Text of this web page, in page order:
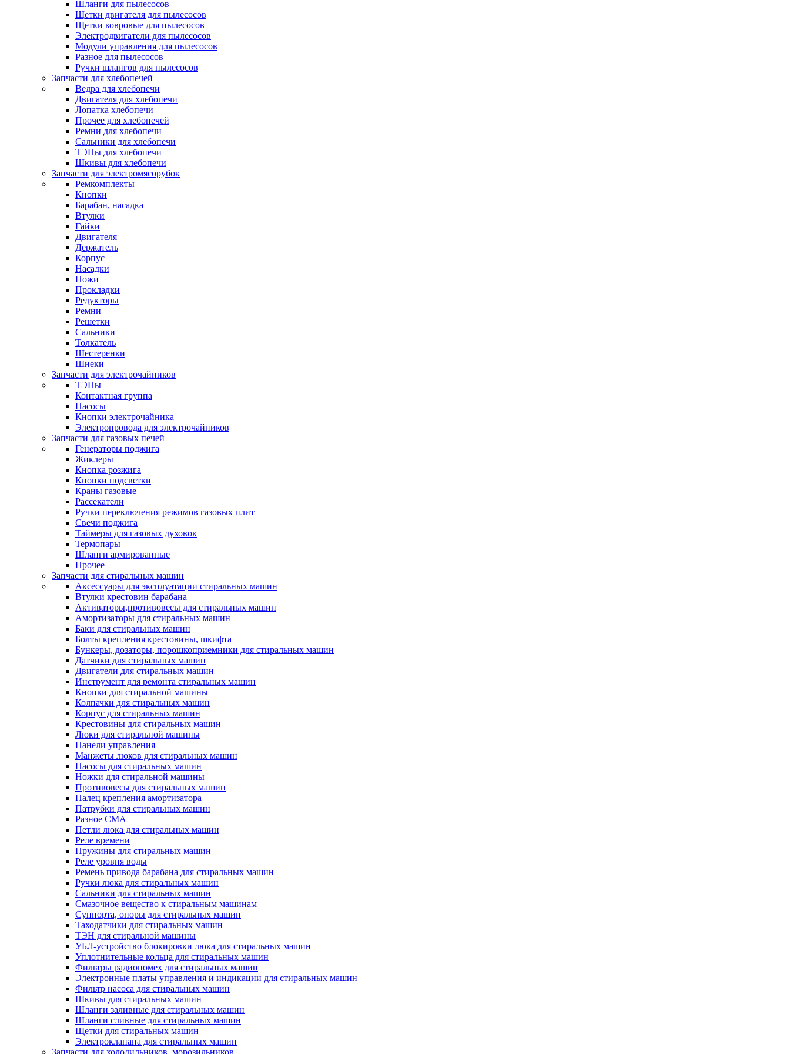
Шланги для пылесосов
Щетки двигателя для пылесосов
Щетки ковровые для пылесосов
Электродвигатели для пылесосов
Модули управления для пылесосов
Разное для пылесосов
Ручки шлангов для пылесосов
Запчасти для хлебопечей
Ведра для хлебопечи
Двигателя для хлебопечи
Лопатка хлебопечи
Прочее для хлебопечей
Ремни для хлебопечи
Сальники для хлебопечи
ТЭНы для хлебопечи
Шкивы для хлебопечи
Запчасти для электромясорубок
Ремкомплекты
Кнопки
Барабан, насадка
Втулки
Гайки
Двигателя
Держатель
Корпус
Насадки
Ножи
Прокладки
Редукторы
Ремни
Решетки
Сальники
Толкатель
Шестеренки
Шнеки
Запчасти для электрочайников
ТЭНы
Контактная группа
Насосы
Кнопки электрочайника
Электропровода для электрочайников
Запчасти для газовых печей
Генераторы поджига
Жиклеры
Кнопка розжига
Кнопки подсветки
Краны газовые
Рассекатели
Ручки переключения режимов газовых плит
Свечи поджига
Таймеры для газовых духовок
Термопары
Шланги армированные
Прочее
Запчасти для стиральных машин
Аксессуары для эксплуатации стиральных машин
Втулки крестовин барабана
Активаторы,противовесы для стиральных машин
Амортизаторы для стиральных машин
Баки для стиральных машин
Болты крепления крестовины, шкифта
Бункеры, дозаторы, порошкоприемники для стиральных машин
Датчики для стиральных машин
Двигатели для стиральных машин
Инструмент для ремонта стиральных машин
Кнопки для стиральной машины
Колпачки для стиральных машин
Корпус для стиральных машин
Крестовины для стиральных машин
Люки для стиральной машины
Панели управления
Манжеты люков для стиральных машин
Насосы для стиральных машин
Ножки для стиральной машины
Противовесы для стиральных машин
Палец крепления амортизатора
Патрубки для стиральных машин
Разное СМА
Петли люка для стиральных машин
Реле времени
Пружины для стиральных машин
Реле уровня воды
Ремень привода барабана для стиральных машин
Ручки люка для стиральных машин
Сальники для стиральных машин
Смазочное вещество к стиральным машинам
Суппорта, опоры для стиральных машин
Таходатчики для стиральных машин
ТЭН для стиральной машины
УБЛ-устройство блокировки люка для стиральных машин
Уплотнительные кольца для стиральных машин
Фильтры радиопомех для стиральных машин
Электронные платы управления и индикации для стиральных машин
Фильтр насоса для стиральных машин
Шкивы для стиральных машин
Шланги заливные для стиральных машин
Шланги сливные для стиральных машин
Щетки для стиральных машин
Электроклапана для стиральных машин
Запчасти для холодильников, морозильников